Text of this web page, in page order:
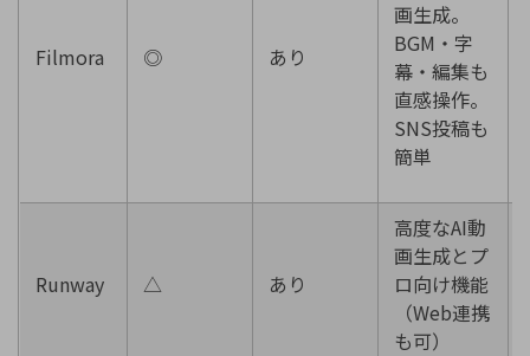
Filmora ◎ あり
画生成。
BGM・字
幕・編集も
直感操作。
SNS投稿も
簡単
Runway △ あり
高度なAI動
画生成とプ
ロ向け機能
（Web連携
も可）